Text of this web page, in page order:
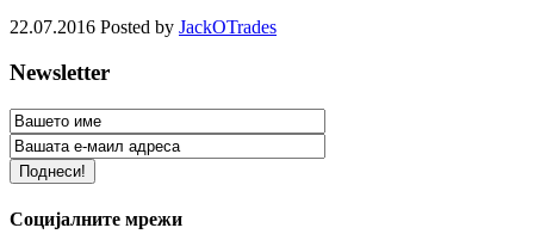
22.07.2016 Posted by JackOTrades
Newsletter
Социјалните мрежи